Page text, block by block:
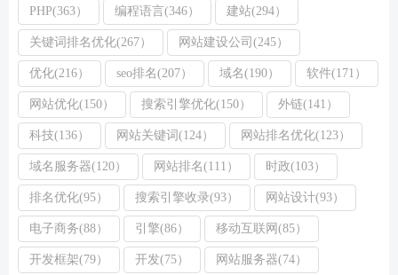
PHP(363） 编程语言(346） 建站(294）
关键词排名优化(267） 网站建设公司(245）
优化(216） seo排名(207） 域名(190） 软件(171）
网站优化(150） 搜索引擎优化(150） 外链(141）
科技(136） 网站关键词(124） 网站排名优化(123）
域名服务器(120） 网站排名(111） 时政(103）
排名优化(95） 搜索引擎收录(93） 网站设计(93）
电子商务(88） 引擎(86） 移动互联网(85）
开发框架(79） 开发(75） 网站服务器(74）